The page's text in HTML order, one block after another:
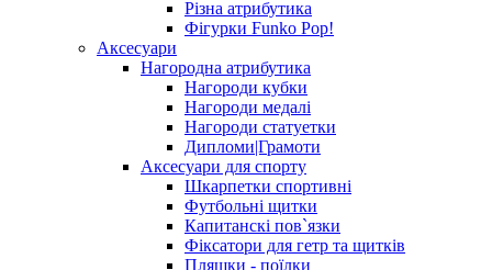
Різна атрибутика
Фігурки Funko Pop!
Аксесуари
Нагородна атрибутика
Нагороди кубки
Нагороди медалі
Нагороди статуетки
Дипломи|Грамоти
Аксесуари для спорту
Шкарпетки спортивні
Футбольні щитки
Капитанскі пов`язки
Фіксатори для гетр та щитків
Пляшки - поїлки